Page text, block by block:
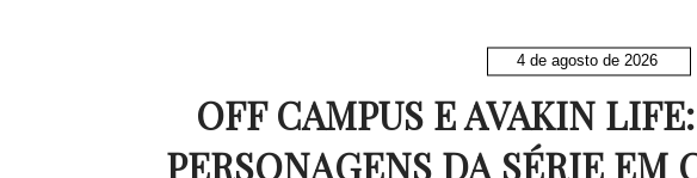
4 de agosto de 2026
OFF CAMPUS E AVAKIN
PERSONAGENS DA SÉRIE EM